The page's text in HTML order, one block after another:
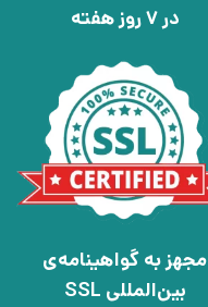
در 7 روز هفته
مجهز به گواهینامه‌ی
بین‌المللی SSL